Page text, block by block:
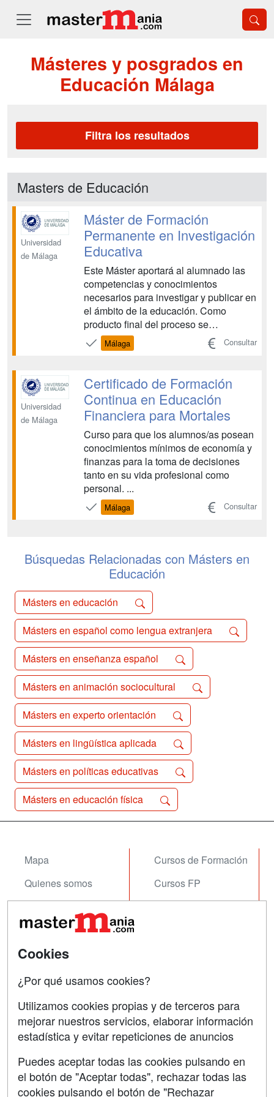
Másteres y posgrados en
Educación Málaga
Filtra los resultados
Masters de Educación
Universidad
de Málaga
Máster de Formación
Permanente en Investigación
Educativa
Este Máster aportará al alumnado las
competencias y conocimientos
necesarios para investigar y publicar en
el ámbito de la educación. Como
producto final del proceso se
perseguirá la publicación del proyecto
desarrollado. ...
Málaga Consultar
Universidad
de Málaga
Certificado de Formación
Continua en Educación
Financiera para Mortales
Curso para que los alumnos/as posean
conocimientos mínimos de economía y
finanzas para la toma de decisiones
tanto en su vida profesional como
personal. ...
Málaga Consultar
Búsquedas Relacionadas con Másters en
Educación
Másters en educación
Másters en español como lengua extranjera
Másters en enseñanza español
Másters en animación sociocultural
Másters en experto orientación
Másters en lingüística aplicada
Másters en políticas educativas
Másters en educación física
Mapa
Quienes somos
Acceso Usuarios
Acceso Centros
Cursos de Formación
Cursos FP
Contactar
Confidencialidad
Copyleft
SÍGUENOS EN:
Cookies
¿Por qué usamos cookies?
Utilizamos cookies propias y de terceros para
mejorar nuestros servicios, elaborar información
estadística y evitar repeticiones de anuncios
Puedes aceptar todas las cookies pulsando en
el botón de "Aceptar todas", rechazar todas las
cookies pulsando el botón de "Rechazar